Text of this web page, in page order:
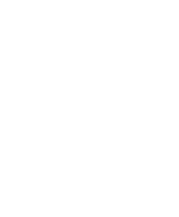
ROADSTER
LINE AUTOMATIK